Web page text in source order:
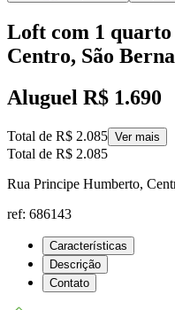
Loft com 1 quarto
Centro, São
Aluguel R$ 1.690
Total de R$ 2.085 Ver mais
Total de R$ 2.085
Rua Principe Humberto,
ref: 686143
Características
Descrição
Contato